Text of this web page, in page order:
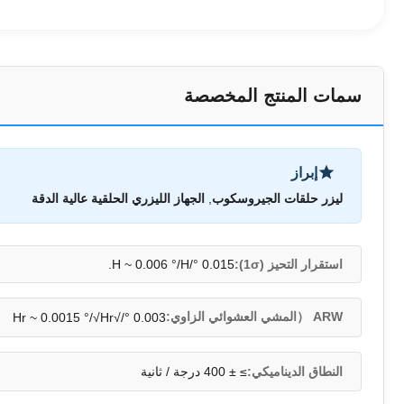
سمات المنتج المخصصة
إبراز
ليزر حلقات الجيروسكوب الجهاز الليزري الحلقية عالية الدقة
استقرار التحيز (1σ): 0.015 °/H ~ 0.006 °/H.
ARW （المشي العشوائي الزاوي: 0.003 °/√Hr ~ 0.0015 °/√Hr
النطاق الديناميكي:≥ ± 400 درجة / ثانية